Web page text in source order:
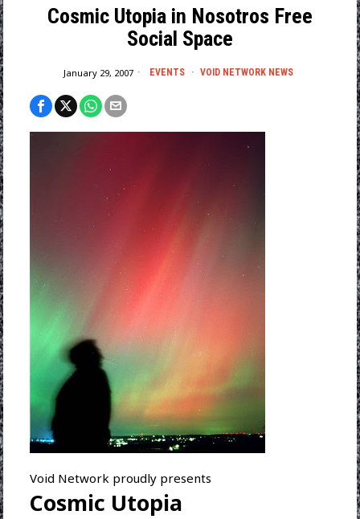
Cosmic Utopia in Nosotros Free
Social Space
January 29, 2007 EVENTS · VOID NETWORK NEWS
Void Network proudly presents
Cosmic Utopia